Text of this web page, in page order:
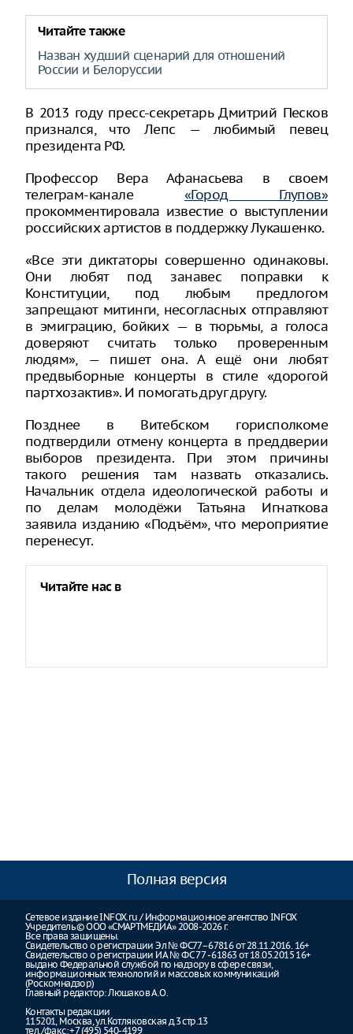
Читайте также
Назван худший сценарий для отношений
России и Белоруссии
В 2013 году пресс-секретарь Дмитрий Песков
признался, что Лепс — любимый певец
президента РФ.
Профессор Вера Афанасьева в своем
телеграм-канале «Город Глупов»
прокомментировала известие о выступлении
российских артистов в поддержку Лукашенко.
«Все эти диктаторы совершенно одинаковы.
Они любят под занавес поправки к
Конституции, под любым предлогом
запрещают митинги, несогласных отправляют
в эмиграцию, бойких — в тюрьмы, а голоса
доверяют считать только проверенным
людям», — пишет она. А ещё они любят
предвыборные концерты в стиле «дорогой
партхозактив». И помогать друг другу.
Позднее в Витебском горисполкоме
подтвердили отмену концерта в преддверии
выборов президента. При этом причины
такого решения там назвать отказались.
Начальник отдела идеологической работы и
по делам молодёжи Татьяна Игнаткова
заявила изданию «Подъём», что мероприятие
перенесут.
Читайте нас в
Полная версия
Сетевое издание INFOX.ru / Информационное агентство INFOX
Учредитель © ООО «СМАРТМЕДИА» 2008-2026 г.
Все права защищены.
Свидетельство о регистрации Эл № ФС77–67816 от 28.11.2016. 16+
Свидетельство о регистрации ИА № ФС 77 - 61863 от 18.05.2015 16+
выдано Федеральной службой по надзору в сфере связи,
информационных технологий и массовых коммуникаций
(Роскомнадзор)
Главный редактор: Люшаков А.О.
Контакты редакции
115201, Москва, ул.Котляковская д.3 стр.13
тел./факс: +7 (495) 540-4199